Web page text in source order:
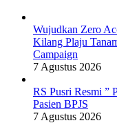
Wujudkan Zero
Kilang Plaju
Campaign
7 Agustus 2026
RS Pusri Resmi ”
Pasien BPJS
7 Agustus 2026